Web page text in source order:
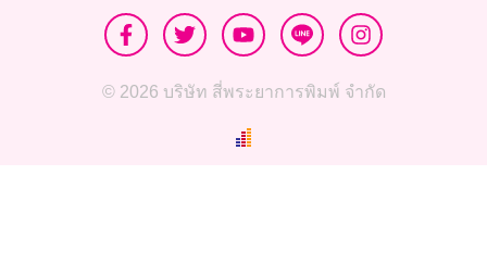
© 2026 บริษัท สี่พระยาการพิมพ์ จำกัด